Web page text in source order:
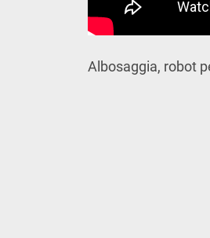
Albosaggia, robot